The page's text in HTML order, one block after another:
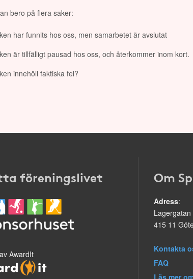
bero på flera saker:
har funnits hos oss, men samarbetet är avslutat
är tillfälligt pausad hos oss, och återkommer inom kort.
innehöll faktiska fel?
föreningslivet
AwardIt
Om
Adress:
415 11
Kontakta
FAQ
Läs mer